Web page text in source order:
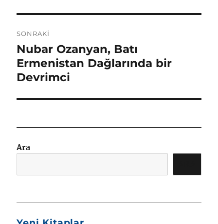
SONRAKI
Sonraki
yazı:
Nubar Ozanyan, Batı
Ermenistan Dağlarında bir
Devrimci
Ara